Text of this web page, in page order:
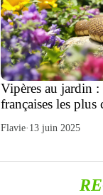
Vipères au jardin
françaises les
Flavie· 13 juin 2025